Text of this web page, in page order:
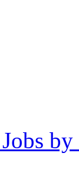
Jobs by